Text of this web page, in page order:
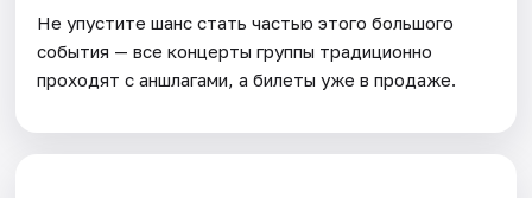
Не упустите шанс стать частью этого большого
события — все концерты группы традиционно
проходят с аншлагами, а билеты уже в продаже.